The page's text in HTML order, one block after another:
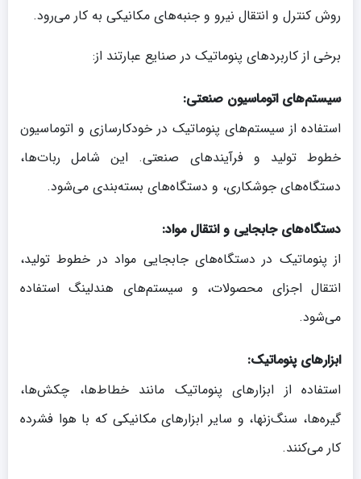
روش کنترل و انتقال نیرو و جنبه‌های مکانیکی به کار می‌رود.
برخی از کاربردهای پنوماتیک در صنایع عبارتند از:
سیستم‌های اتوماسیون صنعتی:
استفاده از سیستم‌های پنوماتیک در خودکارسازی و اتوماسیون
خطوط تولید و فرآیندهای صنعتی. این شامل ربات‌ها،
دستگاه‌های جوشکاری، و دستگاه‌های بسته‌بندی می‌شود.
دستگاه‌های جابجایی و انتقال مواد:
از پنوماتیک در دستگاه‌های جابجایی مواد در خطوط تولید،
انتقال اجزای محصولات، و سیستم‌های هندلینگ استفاده
می‌شود.
ابزارهای پنوماتیک:
استفاده از ابزارهای پنوماتیک مانند خطاط‌ها، چکش‌ها،
گیره‌ها، سنگ‌زنها، و سایر ابزارهای مکانیکی که با هوا فشرده
کار می‌کنند.